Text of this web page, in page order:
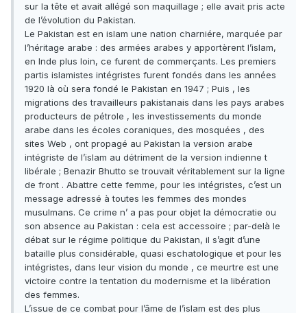
sur la tête et avait allégé son maquillage ; elle avait pris acte
de l’évolution du Pakistan.
Le Pakistan est en islam une nation charniére, marquée par
l’héritage arabe : des armées arabes y apportèrent l’islam,
en Inde plus loin, ce furent de commerçants. Les premiers
partis islamistes intégristes furent fondés dans les années
1920 là où sera fondé le Pakistan en 1947 ; Puis , les
migrations des travailleurs pakistanais dans les pays arabes
producteurs de pétrole , les investissements du monde
arabe dans les écoles coraniques, des mosquées , des
sites Web , ont propagé au Pakistan la version arabe
intégriste de l’islam au détriment de la version indienne t
libérale ; Benazir Bhutto se trouvait véritablement sur la ligne
de front . Abattre cette femme, pour les intégristes, c’est un
message adressé à toutes les femmes des mondes
musulmans. Ce crime n’ a pas pour objet la démocratie ou
son absence au Pakistan : cela est accessoire ; par-delà le
débat sur le régime politique du Pakistan, il s’agit d’une
bataille plus considérable, quasi eschatologique et pour les
intégristes, dans leur vision du monde , ce meurtre est une
victoire contre la tentation du modernisme et la libération
des femmes.
L’issue de ce combat pour l’âme de l’islam est des plus